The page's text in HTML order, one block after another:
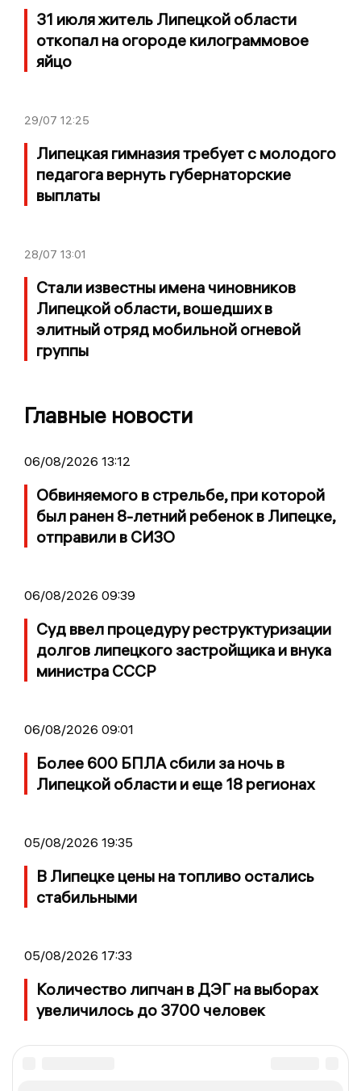
31 июля житель Липецкой области
откопал на огороде килограммовое
яйцо
29/07 12:25
Липецкая гимназия требует с молодого
педагога вернуть губернаторские
выплаты
28/07 13:01
Стали известны имена чиновников
Липецкой области, вошедших в
элитный отряд мобильной огневой
группы
Главные новости
06/08/2026 13:12
Обвиняемого в стрельбе, при которой
был ранен 8-летний ребенок в Липецке,
отправили в СИЗО
06/08/2026 09:39
Суд ввел процедуру реструктуризации
долгов липецкого застройщика и внука
министра СССР
06/08/2026 09:01
Более 600 БПЛА сбили за ночь в
Липецкой области и еще 18 регионах
05/08/2026 19:35
В Липецке цены на топливо остались
стабильными
05/08/2026 17:33
Количество липчан в ДЭГ на выборах
увеличилось до 3700 человек